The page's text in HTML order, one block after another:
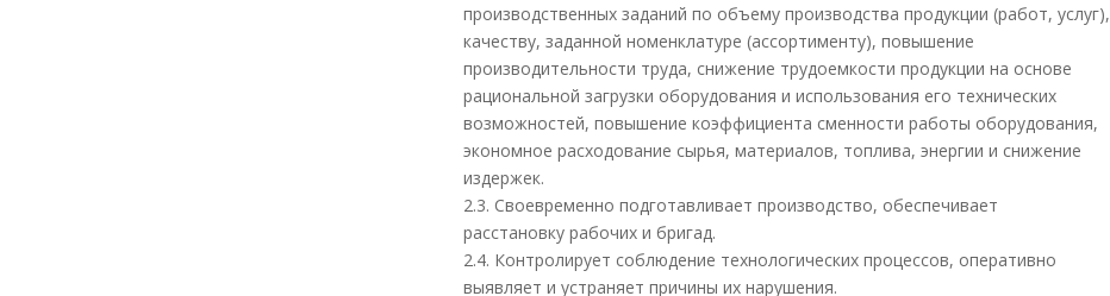
производственных заданий по объему производства продукции (работ, услуг),
качеству, заданной номенклатуре (ассортименту), повышение
производительности труда, снижение трудоемкости продукции на основе
рациональной загрузки оборудования и использования его технических
возможностей, повышение коэффициента сменности работы оборудования,
экономное расходование сырья, материалов, топлива, энергии и снижение
издержек.
2.3. Своевременно подготавливает производство, обеспечивает
расстановку рабочих и бригад.
2.4. Контролирует соблюдение технологических процессов, оперативно
выявляет и устраняет причины их нарушения.